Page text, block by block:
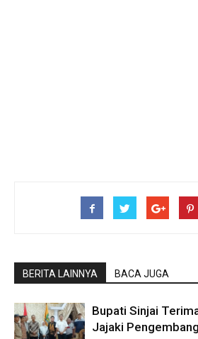
BERITA LAINNYA BACA JUGA
Bupati Sinjai
Jajaki